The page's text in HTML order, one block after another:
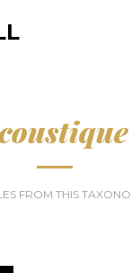
FROM THIS